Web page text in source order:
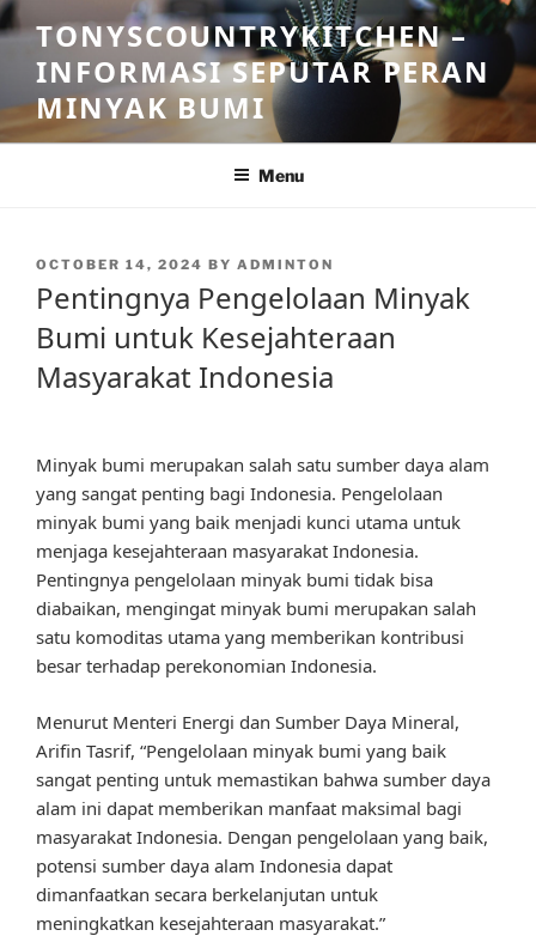
Skip
to
content
TONYSCOUNTRYKITCHEN –
INFORMASI SEPUTAR PERAN
MINYAK BUMI
Menu
POSTED
OCTOBER 14, 2024 BY ADMINTON
Pentingnya Pengelolaan Minyak
Bumi untuk Kesejahteraan
Masyarakat Indonesia
Minyak bumi merupakan salah satu sumber daya alam
yang sangat penting bagi Indonesia. Pengelolaan
minyak bumi yang baik menjadi kunci utama untuk
menjaga kesejahteraan masyarakat Indonesia.
Pentingnya pengelolaan minyak bumi tidak bisa
diabaikan, mengingat minyak bumi merupakan salah
satu komoditas utama yang memberikan kontribusi
besar terhadap perekonomian Indonesia.
Menurut Menteri Energi dan Sumber Daya Mineral,
Arifin Tasrif, “Pengelolaan minyak bumi yang baik
sangat penting untuk memastikan bahwa sumber daya
alam ini dapat memberikan manfaat maksimal bagi
masyarakat Indonesia. Dengan pengelolaan yang baik,
potensi sumber daya alam Indonesia dapat
dimanfaatkan secara berkelanjutan untuk
meningkatkan kesejahteraan masyarakat.”